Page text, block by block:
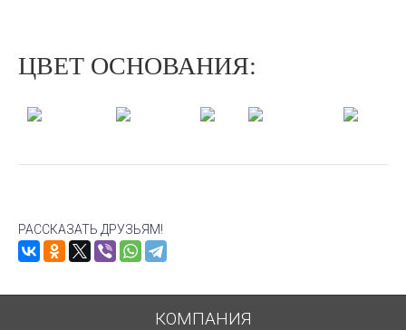
ЦВЕТ ОСНОВАНИЯ:
РАССКАЗАТЬ ДРУЗЬЯМ!
КОМПАНИЯ